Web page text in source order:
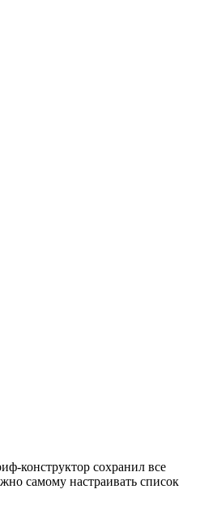
конструктор сохранил все
самому настраивать список